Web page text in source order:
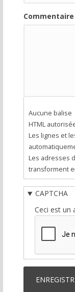
Commentaire
Aucune balise
HTML
Les lignes et
Les adresses
transforment
CAPTCHA
Ceci est un